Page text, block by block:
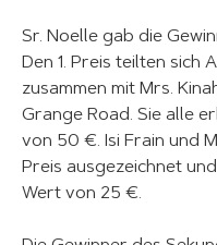
Sr. Noelle gab die
Den 1. Preis teilten sich
zusammen mit Mrs.
Grange Road. Sie alle
von 50 €. Isi Frain und
Preis ausgezeichnet
Wert von 25 €.